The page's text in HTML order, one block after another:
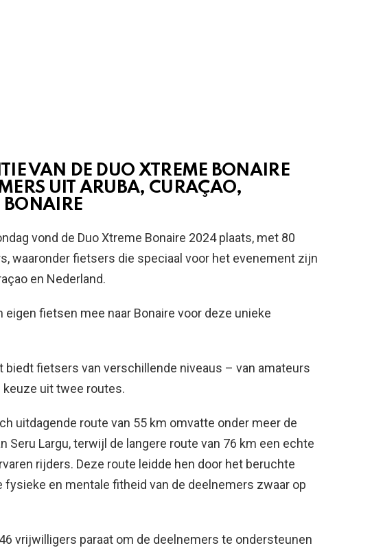
VAN DE DUO XTREME BONAIRE
UIT ARUBA, CURAÇAO,
BONAIRE
vond de Duo Xtreme Bonaire 2024 plaats, met 80
waaronder fietsers die speciaal voor het evenement zijn
en Nederland.
fietsen mee naar Bonaire voor deze unieke
biedt fietsers van verschillende niveaus – van amateurs
uit twee routes.
uitdagende route van 55 km omvatte onder meer de
Seru Largu, terwijl de langere route van 76 km een echte
rijders. Deze route leidde hen door het beruchte
fysieke en mentale fitheid van de deelnemers zwaar op
vrijwilligers paraat om de deelnemers te ondersteunen